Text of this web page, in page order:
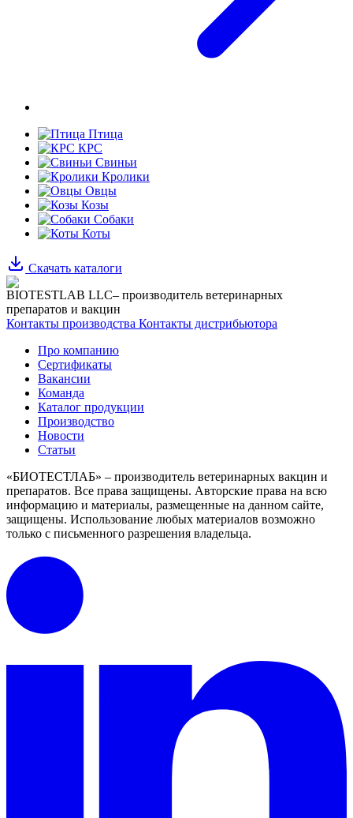
Птица
КРС
Свиньи
Кролики
Овцы
Козы
Собаки
Коты
Скачать каталоги
BIOTESTLAB LLC– производитель ветеринарных
препаратов и вакцин
Контакты производства Контакты дистрибьютора
Про компанию
Сертификаты
Вакансии
Команда
Каталог продукции
Производство
Новости
Статьи
«БИОТЕСТЛАБ» – производитель ветеринарных вакцин и
препаратов. Все права защищены. Авторские права на всю
информацию и материалы, размещенные на данном сайте,
защищены. Использование любых материалов возможно
только с письменного разрешения владельца.